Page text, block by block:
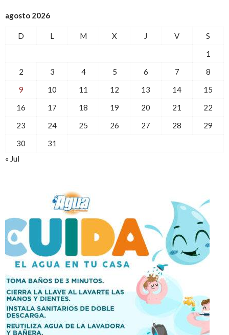
agosto 2026
D L M X J V
S
1
2
3 4 5 6 7
8
9
10 11 12 13 14
15
16
17 18 19 20 21
22
23
24 25 26 27 28
29
30
31
« Jul